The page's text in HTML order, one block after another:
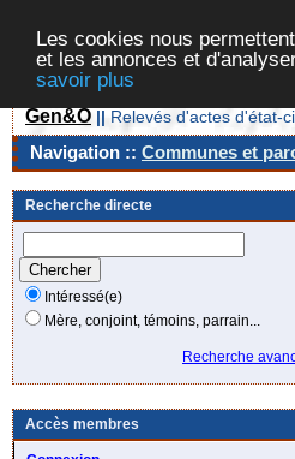
Les cookies nous
et les annonces et
savoir plus
Gen&O || Relevés d'actes d'état-
Navigation :: Communes et
Recherche directe
Intéressé(e)
Mère, conjoint, témoins, parrain...
Recherche
Accès membres